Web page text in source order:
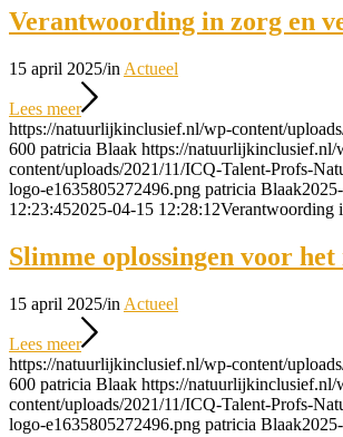
Verantwoording in zorg en
15 april 2025/in Actueel
Lees meer
https://natuurlijkinclusief.nl/wp-content/
600 patricia Blaak https://natuurlijkinclusief.nl/
content/uploads/2021/11/ICQ-Talent-Profs-
logo-e1635805272496.png patricia Blaak
12:23:452025-04-15 12:28:12Verantwoording
Slimme oplossingen voor
15 april 2025/in Actueel
Lees meer
https://natuurlijkinclusief.nl/wp-content/
600 patricia Blaak https://natuurlijkinclusief.nl/
content/uploads/2021/11/ICQ-Talent-Profs-
logo-e1635805272496.png patricia Blaak